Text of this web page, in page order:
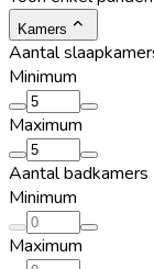
Kamers
Aantal
Minimum
Maximum
Aantal badkamers
Minimum
Maximum